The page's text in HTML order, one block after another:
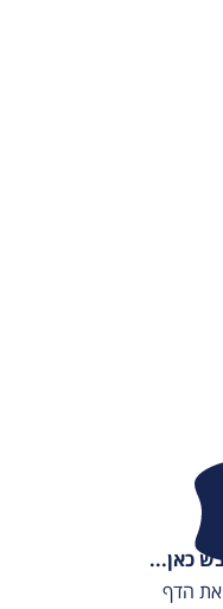
כאן...
את הדף